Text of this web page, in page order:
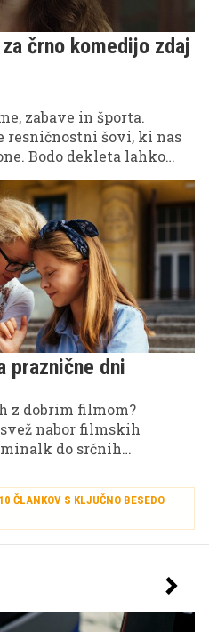
črno komedijo zdaj
zabave in športa.
resničnostni šovi, ki nas
Bodo dekleta lahko
spremljali v novi sezoni
praznične dni
z dobrim filmom?
nabor filmskih
do srčnih
filmski večer,
ČLANKOV S KLJUČNO BESEDO